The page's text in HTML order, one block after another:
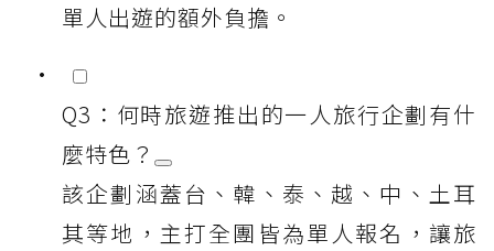
單人出遊的額外負擔。
Q3：何時旅遊推出的一人旅行企劃有什
麼特色？
該企劃涵蓋台、韓、泰、越、中、土耳
其等地，主打全團皆為單人報名，讓旅